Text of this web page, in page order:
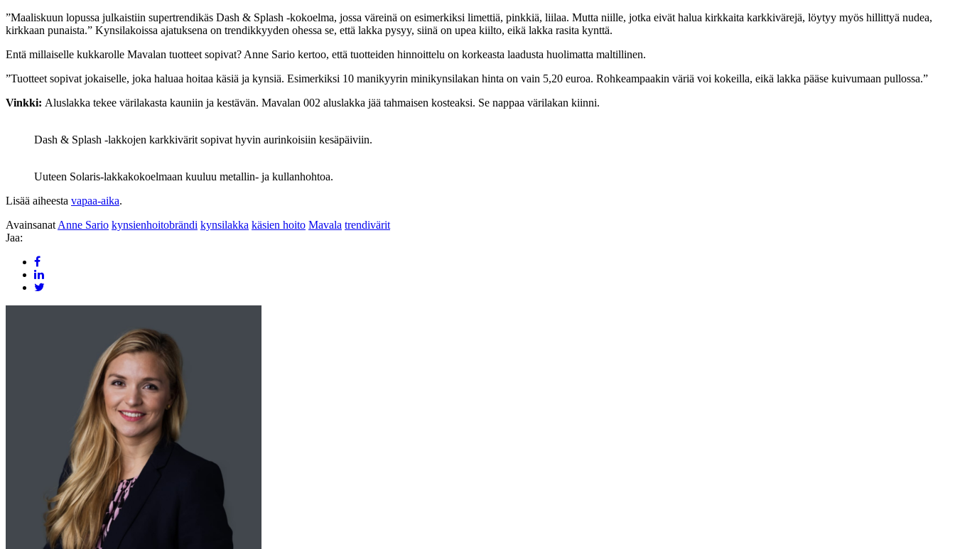
”Maaliskuun lopussa julkaistiin supertrendikäs Dash & Splash -kokoelma, jossa väreinä on esimerkiksi limettiä, pinkkiä, liilaa. Mutta niille, jotka eivät halua kirkkaita karkkivärejä, löytyy myös hillittyä nudea,
kirkkaan punaista.” Kynsilakoissa ajatuksena on trendikkyyden ohessa se, että lakka pysyy, siinä on upea kiilto, eikä lakka rasita kynttä.
Entä millaiselle kukkarolle Mavalan tuotteet sopivat? Anne Sario kertoo, että tuotteiden hinnoittelu on korkeasta laadusta huolimatta maltillinen.
”Tuotteet sopivat jokaiselle, joka haluaa hoitaa käsiä ja kynsiä. Esimerkiksi 10 manikyyrin minikynsilakan hinta on vain 5,20 euroa. Rohkeampaakin väriä voi kokeilla, eikä lakka pääse kuivumaan pullossa.”
Vinkki: Aluslakka tekee värilakasta kauniin ja kestävän. Mavalan 002 aluslakka jää tahmaisen kosteaksi. Se nappaa värilakan kiinni.
Dash & Splash -lakkojen karkkivärit sopivat hyvin aurinkoisiin kesäpäiviin.
Uuteen Solaris-lakkakokoelmaan kuuluu metallin- ja kullanhohtoa.
Lisää aiheesta vapaa-aika.
Avainsanat Anne Sario kynsienhoitobrändi kynsilakka käsien hoito Mavala trendivärit
Jaa: